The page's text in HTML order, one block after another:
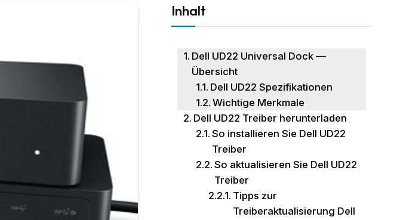
Inhalt
Dell UD22 Universal Dock —
Übersicht
Dell UD22 Spezifikationen
Wichtige Merkmale
Dell UD22 Treiber herunterladen
So installieren Sie Dell UD22
Treiber
So aktualisieren Sie Dell UD22
Treiber
Tipps zur
Treiberaktualisierung Dell